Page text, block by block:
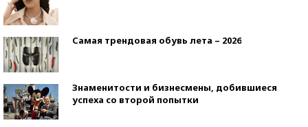
Самая трендовая обувь лета – 2026
Знаменитости и бизнесмены, добившиеся
успеха со второй попытки